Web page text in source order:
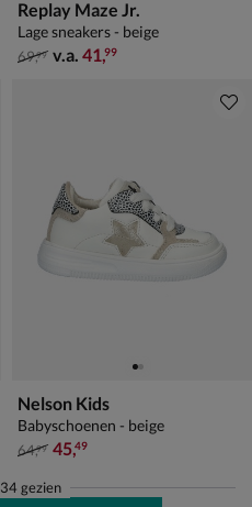
Replay Maze Jr.
Lage sneakers - beige
van € 69,99 vanaf € 41,99
69,99 v.a. 41,99
Nelson Kids
Babyschoenen - beige
van € 64,99 voor € 45,49
64,99 45,49
34 gezien